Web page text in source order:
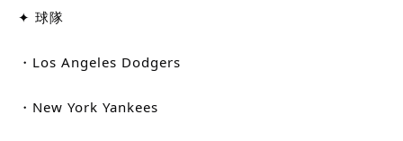
✦ 球隊
・Los Angeles Dodgers
・New York Yankees